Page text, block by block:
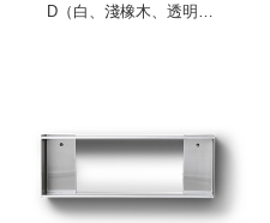
D（白、淺橡木、透明玻